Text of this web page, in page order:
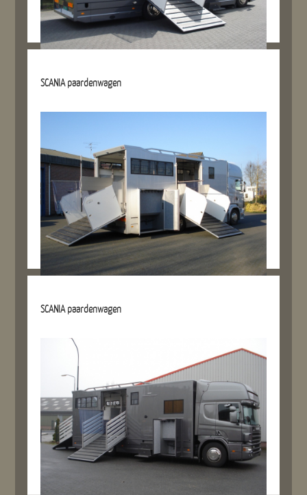
Details referentie
SCANIA paardenwagen
Details referentie
SCANIA paardenwagen